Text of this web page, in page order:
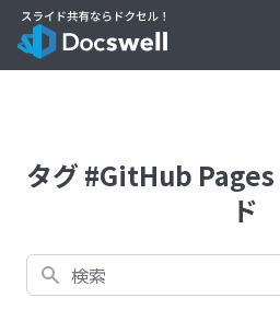
タグ #GitHub Pages
ド
検索